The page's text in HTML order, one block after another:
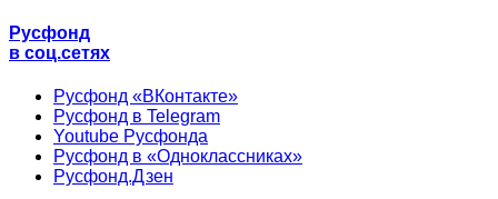
Русфонд
в соц.сетях
Русфонд «ВКонтакте»
Русфонд в Telegram
Youtube Русфонда
Русфонд в «Одноклассниках»
Русфонд.Дзен